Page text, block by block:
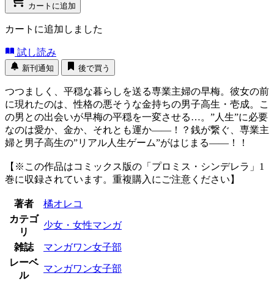
カートに追加
カートに追加しました
試し読み
新刊通知 後で買う
つつましく、平穏な暮らしを送る専業主婦の早梅。彼女の前
に現れたのは、性格の悪そうな金持ちの男子高生・壱成。こ
の男との出会いが早梅の平穏を一変させる…。”人生”に必要
なのは愛か、金か、それとも運か――！？銭が繋ぐ、専業主
婦と男子高生の”リアル人生ゲーム”がはじまる――！！
【※この作品はコミックス版の「プロミス・シンデレラ」1
巻に収録されています。重複購入にご注意ください】
著者
橘オレコ
カテゴ
リ
少女・女性マンガ
雑誌
マンガワン女子部
レーベ
ル
マンガワン女子部